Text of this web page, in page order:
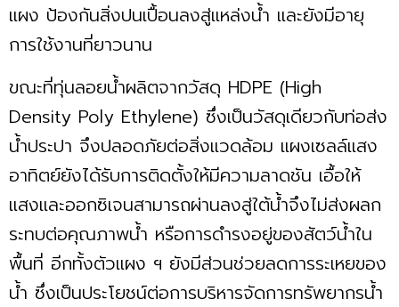
แผง ป้องกันสิ่งปนเปื้อนลงสู่แหล่งนํ้า และยังมีอายุ
การใช้งานที่ยาวนาน
ขณะที่ทุ่นลอยนํ้าผลิตจากวัสดุ HDPE (High
Density Poly Ethylene) ซึ่งเป็นวัสดุเดียวกับท่อส่ง
นํ้าประปา จึงปลอดภัยต่อสิ่งแวดล้อม แผงเซลล์แสง
อาทิตย์ยังได้รับการติดตั้งให้มีความลาดชัน เอื้อให้
แสงและออกซิเจนสามารถผ่านลงสู่ใต้นํ้าจึงไม่ส่งผลก
ระทบต่อคุณภาพนํ้า หรือการดำรงอยู่ของสัตว์นํ้าใน
พื้นที่ อีกทั้งตัวแผง ฯ ยังมีส่วนช่วยลดการระเหยของ
นํ้า ซึ่งเป็นประโยชน์ต่อการบริหารจัดการทรัพยากรนํ้า